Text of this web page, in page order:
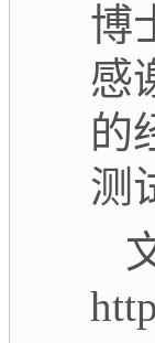
博
感
的
测